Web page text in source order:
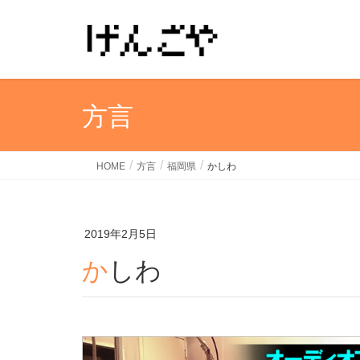
方言
HOME 方言 福岡県 かしわ
2019年2月5日
かしわ